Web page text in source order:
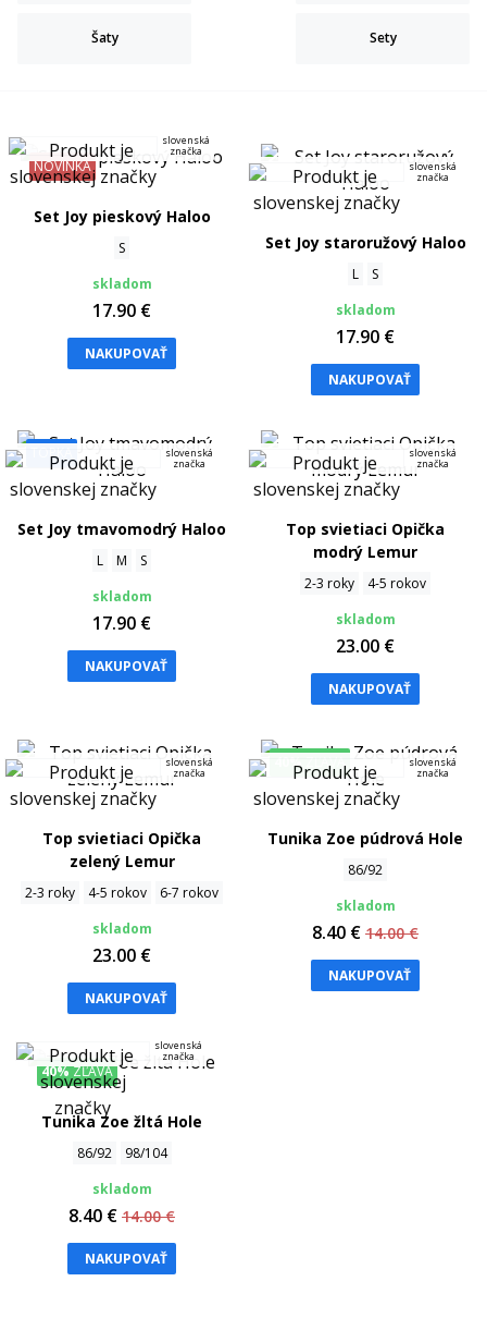
Šaty Sety
Set Joy pieskový Haloo
S
skladom
NOVINKA
slovenská
značka
17.90 €
NAKUPOVAŤ
Set Joy staroružový Haloo
L
S
skladom
slovenská
značka
17.90 €
NAKUPOVAŤ
Set Joy tmavomodrý Haloo
L M
S
skladom
TOPKA slovenská
značka
17.90 €
NAKUPOVAŤ
Top svietiaci Opička
modrý Lemur
2-3 roky
4-5 rokov
skladom
slovenská
značka
23.00 €
NAKUPOVAŤ
Top svietiaci Opička
zelený Lemur
2-3 roky 4-5 rokov
6-7 rokov
skladom
slovenská
značka
23.00 €
NAKUPOVAŤ
Tunika Zoe púdrová Hole
86/92
skladom
40% ZĽAVA slovenská
značka
8.40 € 14.00 €
NAKUPOVAŤ
Tunika Zoe žltá Hole
86/92
98/104
skladom
40%ZĽAVA
slovenská
značka
8.40 € 14.00 €
NAKUPOVAŤ